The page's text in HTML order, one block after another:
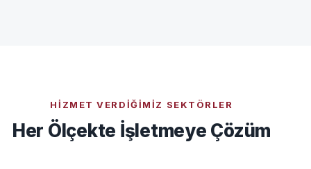
HIZMET VERDIĞIMIZ SEKTÖRLER
Her Ölçekte İşletmeye Çözüm